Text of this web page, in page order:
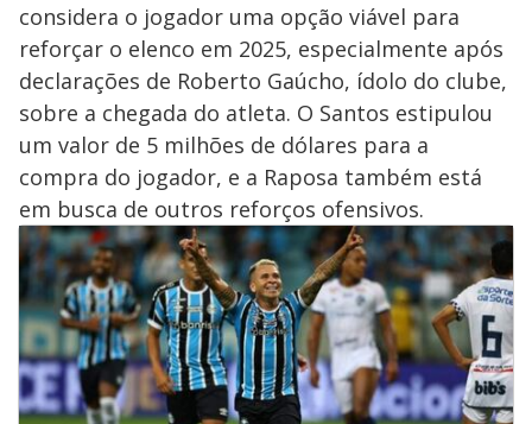
considera o jogador uma opção viável para
reforçar o elenco em 2025, especialmente após
declarações de Roberto Gaúcho, ídolo do clube,
sobre a chegada do atleta. O Santos estipulou
um valor de 5 milhões de dólares para a
compra do jogador, e a Raposa também está
em busca de outros reforços ofensivos.